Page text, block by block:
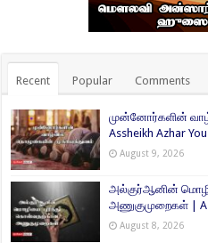
Recent Popular Comments
முன்னோர்களின்
Assheikh Azhar
August 9, 2026
அல்குர்ஆனின்
அணுகுமுறைகள் |
August 8, 2026